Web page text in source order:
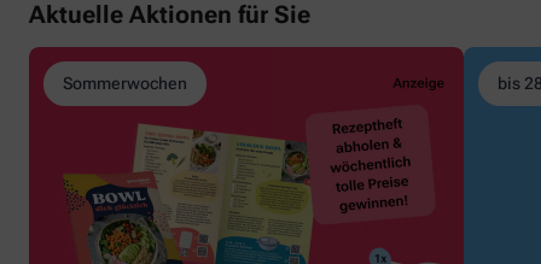
Aktuelle Aktionen für Sie
Sommerwochen bis